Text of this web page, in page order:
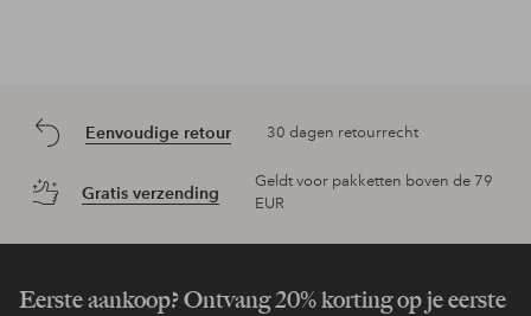
Eenvoudige retour 30 dagen retourrecht
Gratis verzending
Geldt voor pakketten boven de 79
EUR
Eerste aankoop? Ontvang 20% korting op je eerste